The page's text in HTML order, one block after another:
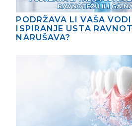
PODRŽAVA LI VAŠA
ISPIRANJE USTA
NARUŠAVA?